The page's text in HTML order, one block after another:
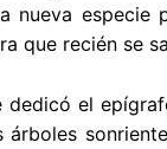
nueva especie
que recién se
el